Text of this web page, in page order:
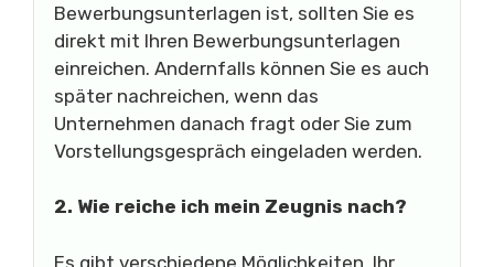
Bewerbungsunterlagen ist, sollten Sie es
direkt mit Ihren Bewerbungsunterlagen
einreichen. Andernfalls können Sie es auch
später nachreichen, wenn das
Unternehmen danach fragt oder Sie zum
Vorstellungsgespräch eingeladen werden.
2. Wie reiche ich mein Zeugnis nach?
Es gibt verschiedene Möglichkeiten, Ihr